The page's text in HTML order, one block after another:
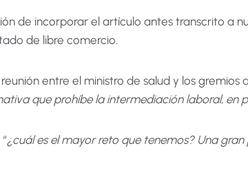
de incorporar el artículo antes transcrito a
de libre comercio.
entre el ministro de salud y los
que prohíbe la intermediación laboral, en
¿cuál es el mayor reto que tenemos? Una